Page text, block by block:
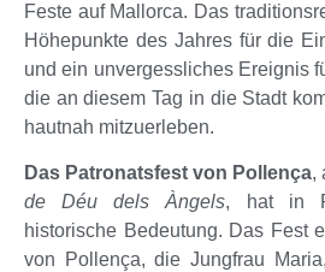
Feste auf Mallorca. Das
Höhepunkte des Jahres für die
und ein unvergessliches Ereignis
die an diesem Tag in die Stadt
hautnah mitzuerleben.
Das Patronatsfest von Pollença,
de Déu dels Àngels, hat in
historische Bedeutung. Das Fest
von Pollença, die Jungfrau